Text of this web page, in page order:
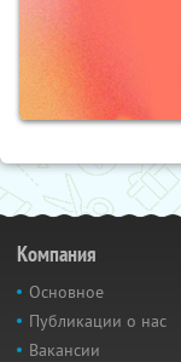
Компания
Основное
Публикации о нас
Вакансии